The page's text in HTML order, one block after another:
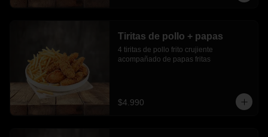
Tiritas de pollo + papas
4 tiritas de pollo frito crujiente
acompañado de papas fritas
$4.990